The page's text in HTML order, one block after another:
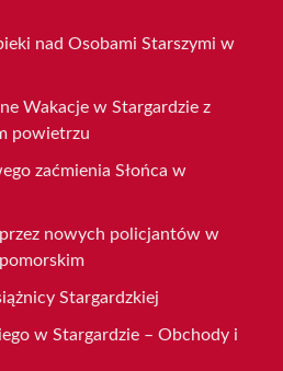
nad Osobami Starszymi w
Wakacje w Stargardzie z
powietrzu
zaćmienia Słońca w
nowych policjantów w
Stargardzkiej
w Stargardzie – Obchody i